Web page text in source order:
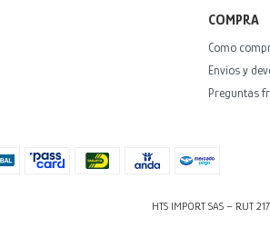
COMPRA
Como
Envíos y
Preguntas
HTS IMPORT SAS – RUT